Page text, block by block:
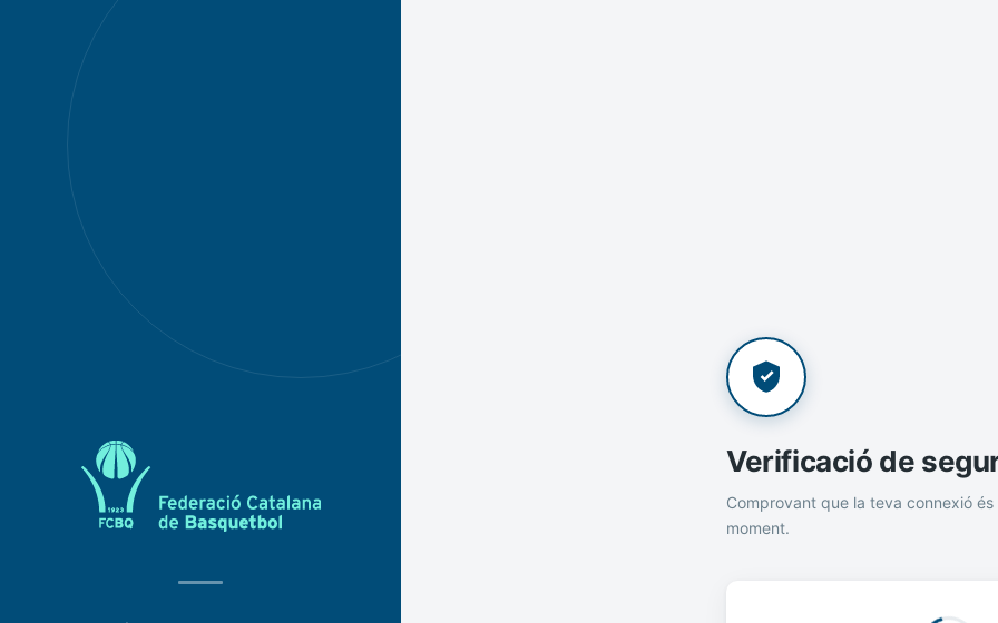
Verificació de
Comprovant que la teva connexió és
moment.